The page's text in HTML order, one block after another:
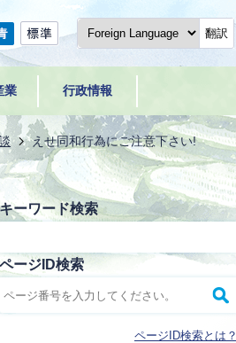
翻訳
業 行政情報
えせ同和行為にご注意下さい!
キーワード検索
ページID検索
ページID検索とは？